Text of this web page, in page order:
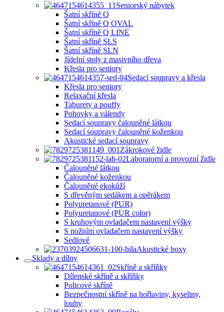
Seniorský nábytek
Šatní skříně Q
Šatní skříně Q OVAL
Šatní skříně Q LINE
Šatní skříně SLS
Šatní skříně SLN
Jídelní stoly z masivního dřeva
Křesla pro seniory
Sedací soupravy a křesla
Křesla pro seniory
Relaxační křesla
Taburety a pouffy
Pohovky a válendy
Sedací soupravy čalouněné látkou
Sedací soupravy čalouněné koženkou
Akustické sedací soupravy
Zákrokové židle
Laboratorní a provozní židle
Čalouněné látkou
Čalouněné koženkou
Čalouněné ekokůží
S dřevěným sedákem a opěrákem
Polyuretanové (PUR)
Polyuretanové (PUR color)
S kruhovým ovladačem nastavení výšky
S nožním ovladačem nastavení výšky
Sedlové
Akustické boxy
Sklady a dílny
Skříně a skříňky
Dílenské skříně a skříňky
Policové skříně
Bezpečnostní skříně na hořlaviny, kyseliny,
louhy